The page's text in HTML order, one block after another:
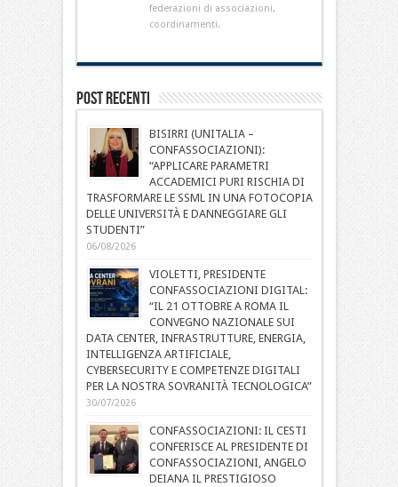
federazioni di associazioni,
coordinamenti.
Post Recenti
BISIRRI (UNITALIA –
CONFASSOCIAZIONI):
“APPLICARE PARAMETRI
ACCADEMICI PURI RISCHIA DI
TRASFORMARE LE SSML IN UNA FOTOCOPIA
DELLE UNIVERSITÀ E DANNEGGIARE GLI
STUDENTI”
06/08/2026
VIOLETTI, PRESIDENTE
CONFASSOCIAZIONI DIGITAL:
“IL 21 OTTOBRE A ROMA IL
CONVEGNO NAZIONALE SUI
DATA CENTER, INFRASTRUTTURE, ENERGIA,
INTELLIGENZA ARTIFICIALE,
CYBERSECURITY E COMPETENZE DIGITALI
PER LA NOSTRA SOVRANITÀ TECNOLOGICA”
30/07/2026
CONFASSOCIAZIONI: IL CESTI
CONFERISCE AL PRESIDENTE DI
CONFASSOCIAZIONI, ANGELO
DEIANA IL PRESTIGIOSO